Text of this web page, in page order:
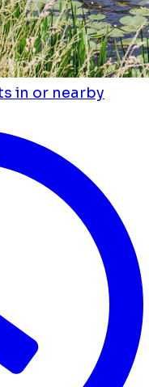
in or nearby